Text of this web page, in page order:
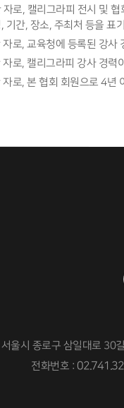
로, 캘리그라피 전시 및
기간, 장소, 주최처 등을
로, 교육청에 등록된 강사
로, 캘리그라피 강사 경력
로, 본 협회 회원으로 4년
서울시 종로구 삼일대로 30
전화번호 :